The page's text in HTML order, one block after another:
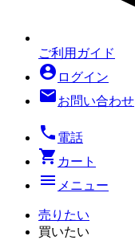
ご利用ガイド
account_circle ログイン
mailお問い合わせ
local_phone 電話
shopping_cart カート
menu メニュー
売りたい
買いたい